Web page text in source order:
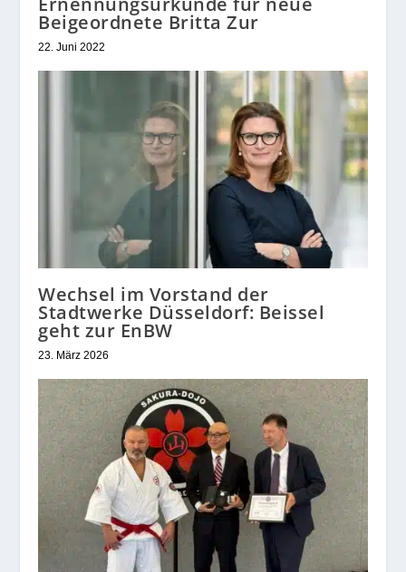
Beigeordnete Britta Zur
22. Juni 2022
Wechsel im Vorstand der
Stadtwerke Düsseldorf: Beissel
geht zur EnBW
23. März 2026